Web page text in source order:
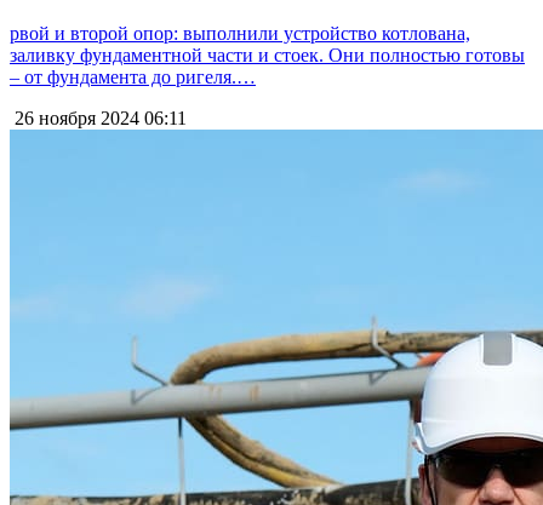
рвой и второй опор: выполнили устройство котлована,
заливку фундаментной части и стоек. Они полностью готовы
– от фундамента до ригеля.…
26 ноября 2024 06:11